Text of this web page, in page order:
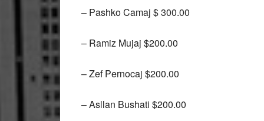
– Pashko Camaj $ 300.00
– Ramiz Mujaj $200.00
– Zef Pernocaj $200.00
– Asllan Bushati $200.00